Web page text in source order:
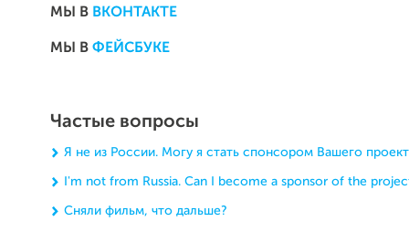
МЫ В ВКОНТАКТЕ
МЫ В ФЕЙСБУКЕ
Частые вопросы
Я не из России. Могу я стать спонсором Вашего
I'm not from Russia. Can I become a sponsor of the
Сняли фильм, что дальше?